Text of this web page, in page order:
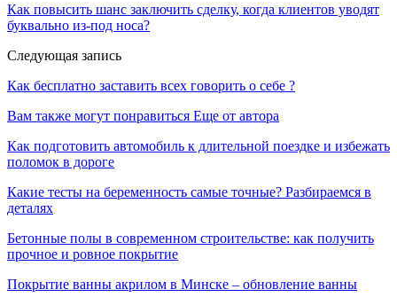
Как повысить шанс заключить сделку, когда клиентов уводят
буквально из-под носа?
Следующая запись
Как бесплатно заставить всех говорить о себе ?
Вам также могут понравиться Еще от автора
Как подготовить автомобиль к длительной поездке и избежать
поломок в дороге
Какие тесты на беременность самые точные? Разбираемся в
деталях
Бетонные полы в современном строительстве: как получить
прочное и ровное покрытие
Покрытие ванны акрилом в Минске – обновление ванны